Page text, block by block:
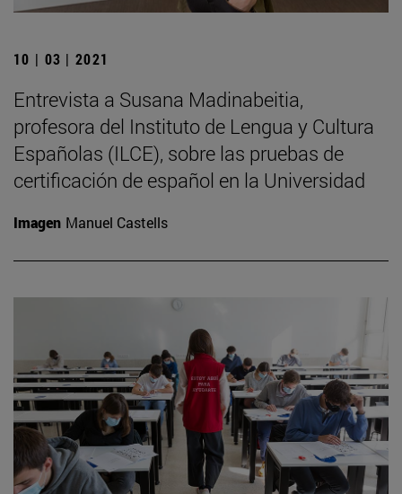
10 | 03 | 2021
Entrevista a Susana Madinabeitia,
profesora del Instituto de Lengua y Cultura
Españolas (ILCE), sobre las pruebas de
certificación de español en la Universidad
Imagen Manuel Castells